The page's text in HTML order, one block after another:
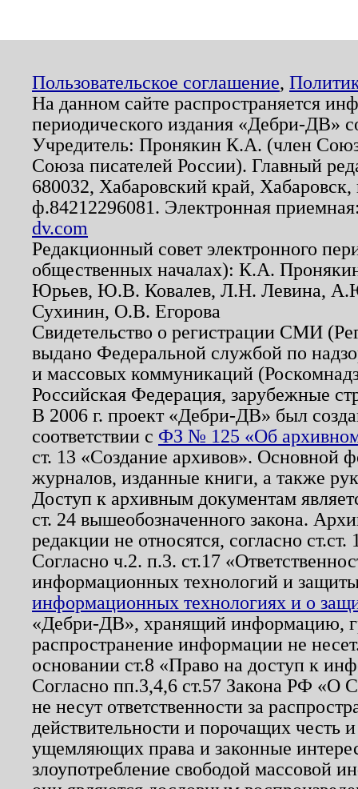
Пользовательское соглашение,
На данном сайте распространяется
периодического издания «Дебри-ДВ»
Учредитель: Пронякин К.А. (член
Союза писателей России). Главный
680032, Хабаровский край,
ф.84212296081. Электронная
dv.com
Редакционный совет электронного
общественных началах): К.А.
Юрьев, Ю.В. Ковалев, Л.Н. Левина,
Сухинин, О.В. Егорова
Свидетельство о регистрации СМИ
выдано Федеральной службой по
и массовых коммуникаций
Российская Федерация, зарубежные
В 2006 г. проект «Дебри-ДВ» был
соответствии с ФЗ № 125 «Об
ст. 13 «Создание архивов». Основной
журналов, изданные книги, а также
Доступ к архивным документам
ст. 24 вышеобозначенного закона.
редакции не относятся, согласно
Согласно ч.2. п.3. ст.17
информационных технологий и
информационных технологиях и о
«Дебри-ДВ», хранящий информацию,
распространение информации не
основании ст.8 «Право на доступ к
Согласно пп.3,4,6 ст.57 Закона РФ «О
не несут ответственности за
действительности и порочащих честь
ущемляющих права и законные
злоупотребление свободой массовой